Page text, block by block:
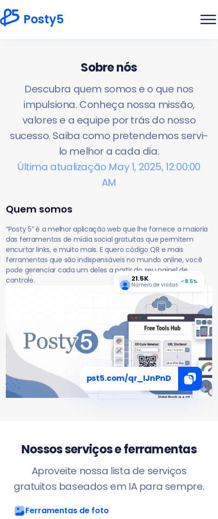
Posty5
Sobre nós
Descubra quem somos e o que nos
impulsiona. Conheça nossa missão,
valores e a equipe por trás do nosso
sucesso. Saiba como pretendemos servi-
lo melhor a cada dia.
Última atualização May 1, 2025, 12:00:00
AM
Quem somos
“Posty 5” é a melhor aplicação web que lhe fornece a maioria
das ferramentas de mídia social gratuitas que permitem
encurtar links, e muito mais. E quero código QR e mais
ferramentas que são indispensáveis no mundo online, você
pode gerenciar cada um deles a partir do seu painel de
controle.
21.5K
Número de visitas 8.5%
pst5.com/qr_IJnPnD
Nossos serviços e ferramentas
Aproveite nossa lista de serviços
gratuitos baseados em IA para sempre.
Ferramentas de foto